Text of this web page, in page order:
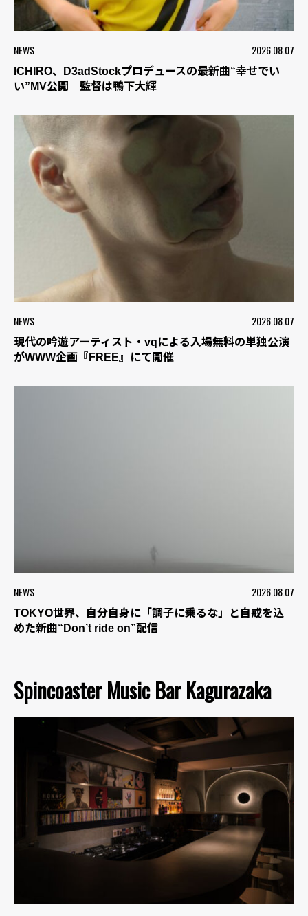
NEWS 2026.08.07
ICHIRO、D3adStockプロデュースの最新曲“幸せでい
い”MV公開 監督は鴨下大輝
NEWS 2026.08.07
現代の吟遊アーティスト・vqによる入場無料の単独公演
がWWW企画『FREE』にて開催
NEWS 2026.08.07
TOKYO世界、自分自身に「調子に乗るな」と自戒を込
めた新曲“Don’t ride on”配信
Spincoaster Music Bar Kagurazaka